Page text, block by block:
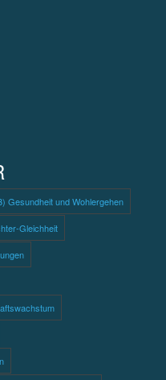
Gesundheit und Wohlergehen
Gleichheit